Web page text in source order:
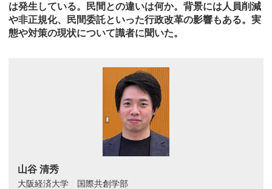
は発生している。民間との違いは何か。背景には人員削減
や非正規化、民間委託といった行政改革の影響もある。実
態や対策の現状について識者に聞いた。
山谷 清秀
大阪経済大学 国際共創学部